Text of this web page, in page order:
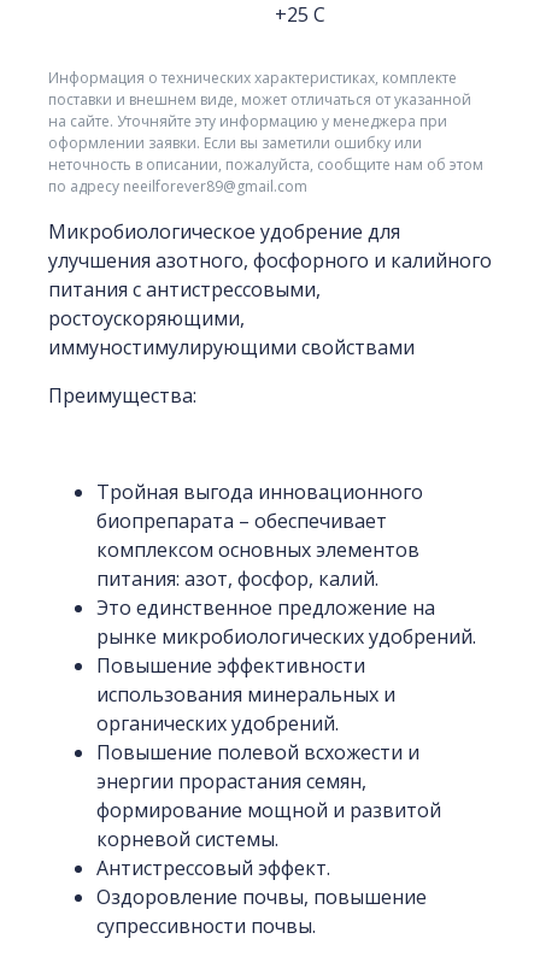
+25 С
Информация о технических характеристиках, комплекте
поставки и внешнем виде, может отличаться от указанной
на сайте. Уточняйте эту информацию у менеджера при
оформлении заявки. Если вы заметили ошибку или
неточность в описании, пожалуйста, сообщите нам об этом
по адресу neeilforever89@gmail.com
Микробиологическое удобрение для
улучшения азотного, фосфорного и калийного
питания с антистрессовыми,
ростоускоряющими,
иммуностимулирующими свойствами
Преимущества:
Тройная выгода инновационного
биопрепарата – обеспечивает
комплексом основных элементов
питания: азот, фосфор, калий.
Это единственное предложение на
рынке микробиологических удобрений.
Повышение эффективности
использования минеральных и
органических удобрений.
Повышение полевой всхожести и
энергии прорастания семян,
формирование мощной и развитой
корневой системы.
Антистрессовый эффект.
Оздоровление почвы, повышение
супрессивности почвы.